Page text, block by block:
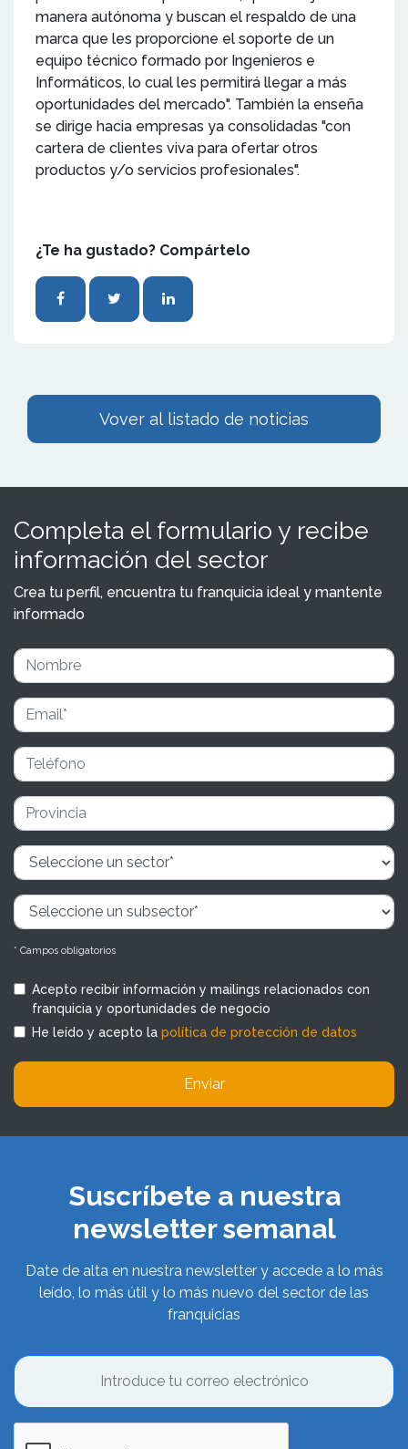
manera autónoma y buscan el respaldo de una
marca que les proporcione el soporte de un
equipo técnico formado por Ingenieros e
Informáticos, lo cual les permitirá llegar a más
oportunidades del mercado". También la enseña
se dirige hacia empresas ya consolidadas "con
cartera de clientes viva para ofertar otros
productos y/o servicios profesionales".
¿Te ha gustado? Compártelo
Vover al listado de noticias
Completa el formulario y recibe
información del sector
Crea tu perfil, encuentra tu franquicia ideal y mantente
informado
* Campos obligatorios
Acepto recibir información y mailings relacionados con
franquicia y oportunidades de negocio
He leído y acepto la política de protección de datos
Enviar
Suscríbete a nuestra
newsletter semanal
Date de alta en nuestra newsletter y accede a lo más
leído, lo más útil y lo más nuevo del sector de las
franquicias